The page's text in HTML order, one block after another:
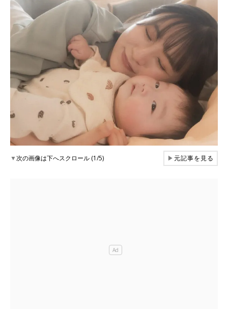
▼次の画像は下へスクロール (1/5) ▶元記事を見る